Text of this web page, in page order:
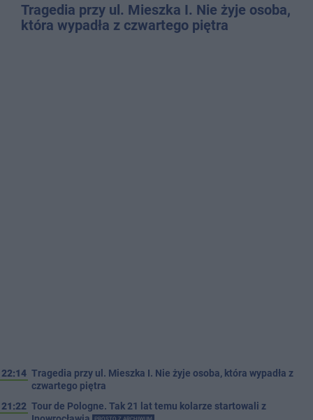
Tragedia przy ul. Mieszka I. Nie żyje osoba,
która wypadła z czwartego piętra
22:14 Tragedia przy ul. Mieszka I. Nie żyje osoba, która wypadła z
czwartego piętra
21:22 Tour de Pologne. Tak 21 lat temu kolarze startowali z